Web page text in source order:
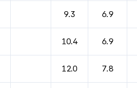
9.3 6.9
10.4 6.9
12.0 7.8